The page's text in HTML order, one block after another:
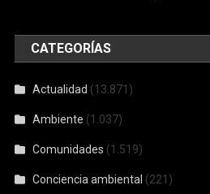
CATEGORÍAS
Actualidad (13.871)
Ambiente (1.037)
Comunidades (1.519)
Conciencia ambiental (221)